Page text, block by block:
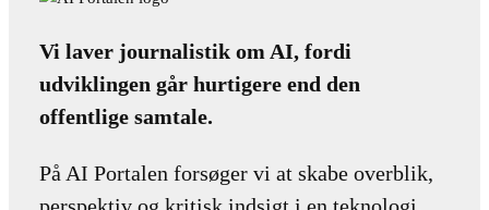
Vi laver journalistik om AI, fordi
udviklingen går hurtigere end den
offentlige samtale.
På AI Portalen forsøger vi at skabe overblik,